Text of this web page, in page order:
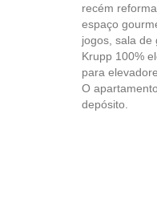
recém
espaço
jogos, sala de
Krupp 100%
para
O
depósito.